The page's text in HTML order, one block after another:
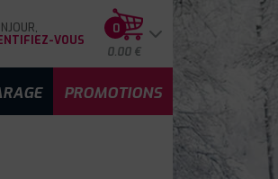
VOUS
0
0.00 €
PROMOTIONS